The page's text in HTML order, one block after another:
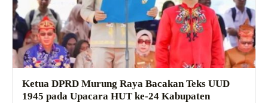
Ketua DPRD Murung Raya Bacakan Teks UUD
1945 pada Upacara HUT ke-24 Kabupaten